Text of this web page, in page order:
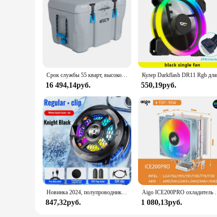
Срок службы 55 кварт, высокопроизводительный полиэтиленовый охладитель, фотосерый (90949)
16 494,14руб. 550,19руб.
Новинка 2024, полупроводниковый радиатор SL18, магнитный/Задний зажим, с RGB-подсветкой, для IOS, Android, PUBG, LOL, игровой охладитель
847,32руб.
Aigo ICE200PRO охладитель воздушного
1 080,13руб.